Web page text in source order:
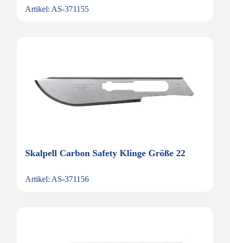
Artikel: AS-371155
Skalpell Carbon Safety Klinge Größe 22
Artikel: AS-371156